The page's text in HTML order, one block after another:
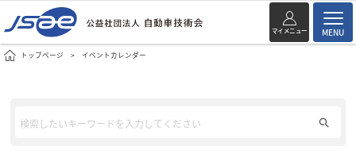
マイメニュー MENU
トップページ イベントカレンダー